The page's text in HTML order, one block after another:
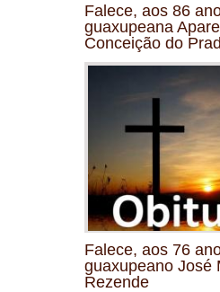
Falece, aos 86
guaxupeana
Conceição do
Falece, aos 76
guaxupeano José
Rezende